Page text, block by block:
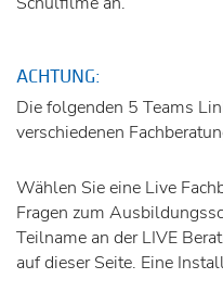
ACHTUNG:
Die folgenden 5 Teams
verschiedenen
Wählen Sie eine Live
Fragen zum
Teilname an der LIVE
auf dieser Seite. Eine